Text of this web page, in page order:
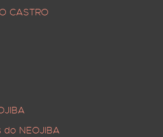
CASTRO
do NEOJIBA